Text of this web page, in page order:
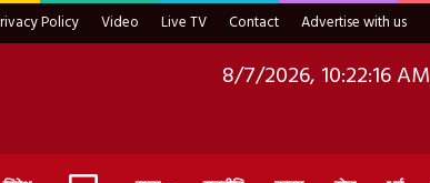
Policy Video Live TV Contact Advertise with us
8/7/2026, 10:22:17 AM